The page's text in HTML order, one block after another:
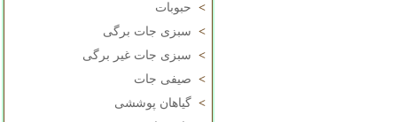
> حبوبات
> سبزی جات برگی
> سبزی جات غیر برگی
> صیفی جات
> گیاهان پوششی